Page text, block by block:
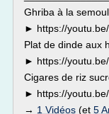
Ghriba à la
► https://
Plat de dinde aux
► https://
Cigares de riz
► https://
→ 1 Vidéos (et 5